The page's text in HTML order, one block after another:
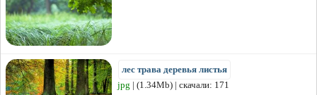
лес трава деревья листья
jpg | (1.34Mb) | скачали: 171